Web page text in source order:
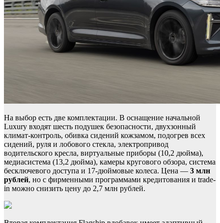
На выбор есть две комплектации. В оснащение начальной
Luxury входят шесть подушек безопасности, двухзонный
климат-контроль, обивка сидений кожзамом, подогрев всех
сидений, руля и лобового стекла, электропривод
водительского кресла, виртуальные приборы (10,2 дюйма),
медиасистема (13,2 дюйма), камеры кругового обзора, система
бесключевого доступа и 17-дюймовые колеса. Цена — 3 млн
рублей, но с фирменными программами кредитования и trade-
in можно снизить цену до 2,7 млн рублей.